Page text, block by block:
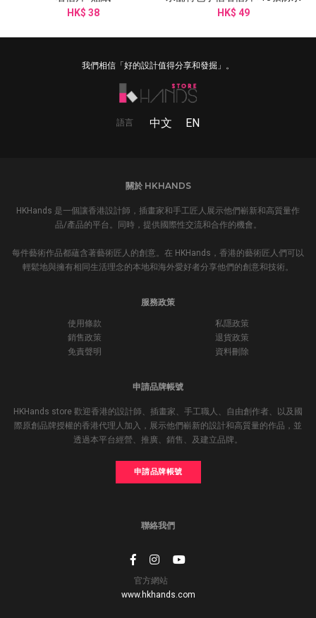
HK$ 38
貼紙
HK$ 49
我們相信「好的設計值得分享和發掘」。
語言 中文 EN
關於 HKHANDS
HKHands 是一個讓香港設計師，插畫家和手工匠人展示他們嶄新和高質量作
品/產品的平台。同時，提供國際性交流和合作的機會。
每件藝術作品都蘊含著藝術匠人的創意。在 HKHands，香港的藝術匠人們可以
輕鬆地與擁有相同生活理念的本地和海外愛好者分享他們的創意和技術。
服務政策
使用條款
私隱政策
銷售政策
退貨政策
免責聲明
資料刪除
申請品牌帳號
HKHands store 歡迎香港的設計師、插畫家、手工職人、自由創作者、以及國
際原創品牌授權的香港代理人加入，展示他們嶄新的設計和高質量的作品，並
透過本平台經營、推廣、銷售、及建立品牌。
申請品牌帳號
聯絡我們
官方網站
www.hkhands.com